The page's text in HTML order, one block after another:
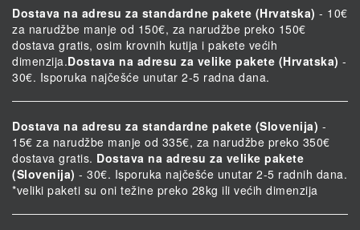
Dostava na adresu za standardne pakete (Hrvatska) - 10€
za narudžbe manje od 150€, za narudžbe preko 150€
dostava gratis, osim krovnih kutija i pakete većih
dimenzija.Dostava na adresu za velike pakete (Hrvatska) -
30€. Isporuka najčešće unutar 2-5 radna dana.
Dostava na adresu za standardne pakete (Slovenija) -
15€ za narudžbe manje od 335€, za narudžbe preko 350€
dostava gratis. Dostava na adresu za velike pakete
(Slovenija) - 30€. Isporuka najčešće unutar 2-5 radnih dana.
*veliki paketi su oni težine preko 28kg ili većih dimenzija